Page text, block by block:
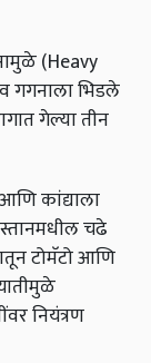
(Heavy
गगनाला भिडले
गेल्या तीन
कांद्याला
चढे
टोमॅटो आणि
नियंत्रण